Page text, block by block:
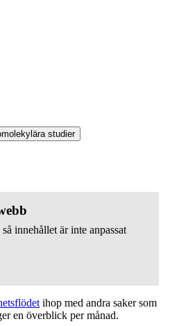
studier
innehållet är inte anpassat
ihop med andra saker som
en överblick per månad.